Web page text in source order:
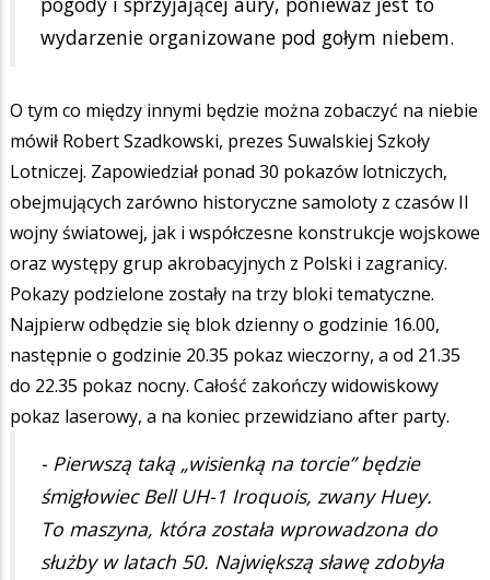
wydarzenie organizowane pod gołym niebem.
O tym co między innymi będzie można zobaczyć na niebie
mówił Robert Szadkowski, prezes Suwalskiej Szkoły
Lotniczej. Zapowiedział ponad 30 pokazów lotniczych,
obejmujących zarówno historyczne samoloty z czasów II
wojny światowej, jak i współczesne konstrukcje wojskowe
oraz występy grup akrobacyjnych z Polski i zagranicy.
Pokazy podzielone zostały na trzy bloki tematyczne.
Najpierw odbędzie się blok dzienny o godzinie 16.00,
następnie o godzinie 20.35 pokaz wieczorny, a od 21.35
do 22.35 pokaz nocny. Całość zakończy widowiskowy
pokaz laserowy, a na koniec przewidziano after party.
- Pierwszą taką „wisienką na torcie” będzie
śmigłowiec Bell UH-1 Iroquois, zwany Huey.
To maszyna, która została wprowadzona do
służby w latach 50. Największą sławę zdobyła